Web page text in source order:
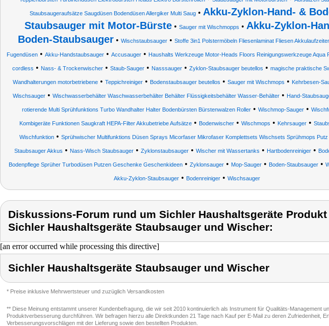
Staubsaugeraufsätze Saugdüsen Bodendüsen Allergiker Multi Saug • Akku-Zyklon-Hand- &
Staubsauger mit Motor-Bürste• Sauger mit Wischmopps • Akku-Zyklon-
Boden-Staubsauger• Wischstaubsauger• Stoffe 3in1 Polstermöbeln Fliesenlaminat Fliesen
Fugendüsen• Akku-Handstaubsauger• Accusauger• Haushalts Werkzeuge Motor-Heads Floors Reinigungswerkzeuge Aqua
cordless • Nass- & Trockenwischer• Staub-Sauger• Nasssauger• Zyklon-Staubsauger beutellos • magische praktische
Wandhalterungen motorbetriebene • Teppichreiniger • Bodenstaubsauger beutellos • Sauger mit Wischmops • Kehrbesen-
Wischsauger • Wischwasserbehälter Waschwasserbehälter Behälter Flüssigkeitsbehälter Wasser-Behälter • Hand-
rotierende Multi Sprühfunktions Turbo Wandhalter Halter Bodenbürsten Bürstenwalzen Roller• Wischmop-Sauger•
Kombigeräte Funktionen Saugkraft HEPA-Filter Akkubetriebe Aufsätze • Bodenwischer • Wischmops • Kehrsauger •
Wischfunktion • Sprühwischer Multifunktions Düsen Sprays Micorfaser Mikrofaser Komplettsets Wischsets Sprühmops Putz
Staubsauger Akkus • Nass-Wisch Staubsauger• Zyklonstaubsauger• Wischer mit Wassertanks • Hartbodenreiniger•
Bodenpflege Sprüher Turbodüsen Putzen Geschenke Geschenkideen• Zyklonsauger• Mop-Sauger• Boden-Staubsauger•
Akku-Zyklon-Staubsauger• Bodenreiniger• Wischsauger
Diskussions-Forum rund um Sichler Haushaltsgeräte Produkt
Sichler Haushaltsgeräte Staubsauger und Wischer:
[an error occurred while processing this directive]
Sichler Haushaltsgeräte Staubsauger und Wischer
* Preise inklusive Mehrwertsteuer und zuzüglich Versandkosten
** Diese Meinung entstammt unserer Kundenbefragung, die wir seit 2010 kontinuierlich als Instrument für Qualitäts-Management
Produktverbesserung durchführen. Wir befragen hierzu alle Direktkunden 21 Tage nach Kauf per E-Mail zu deren Zufriedenheit,
Verbesserungsvorschlägen mit der Lieferung sowie den bestellten Produkten.